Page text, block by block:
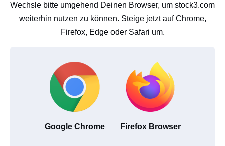
Wechsle bitte umgehend Deinen Browser, um stock3.com
weiterhin nutzen zu können. Steige jetzt auf Chrome,
Firefox, Edge oder Safari um.
Google Chrome Firefox Browser